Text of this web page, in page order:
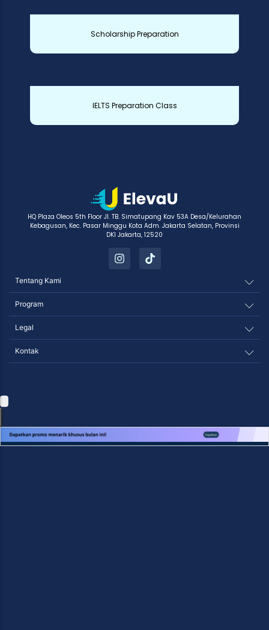
Scholarship Preparation
IELTS Preparation Class
HQ Plaza Oleos 5th Floor Jl. TB. Simatupang Kav 53A Desa/Kelurahan
Kebagusan, Kec. Pasar Minggu Kota Adm. Jakarta Selatan, Provinsi
DKI Jakarta, 12520
Tentang Kami
Program
Legal
Kontak